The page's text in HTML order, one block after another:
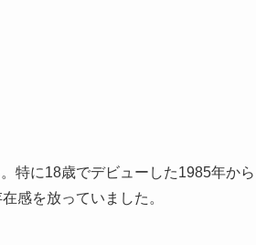
特に18歳でデビューした1985年から
感を放っていました。